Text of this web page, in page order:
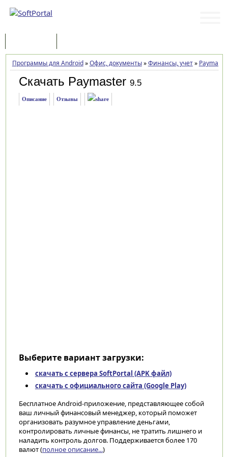
Программы для Android»Офис, документы»Финансы, учет»
Скачать Paymaster 9.5
Описание Отзывы
Выберите вариант загрузки:
скачать с сервера SoftPortal (APK файл)
скачать с официального сайта (Google Play)
Бесплатное Android-приложение, представляющее собой
ваш личный финансовый менеджер, который поможет
организовать разумное управление деньгами,
контролировать личные финансы, не тратить лишнего и
наладить контроль долгов. Поддерживается более 170
валют (полное описание...)